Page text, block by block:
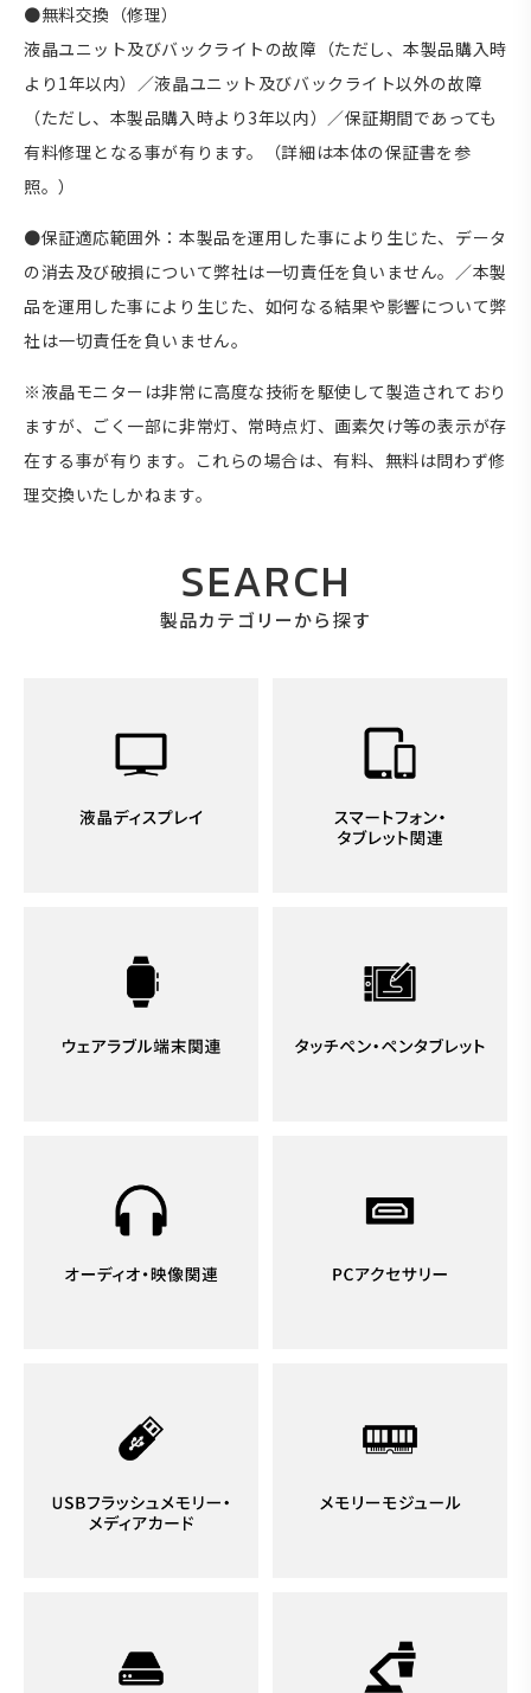
●無料交換（修理）
液晶ユニット及びバックライトの故障（ただし、本製品購入時
より1年以内）／液晶ユニット及びバックライト以外の故障
（ただし、本製品購入時より3年以内）／保証期間であっても
有料修理となる事が有ります。（詳細は本体の保証書を参
照。）
●保証適応範囲外：本製品を運用した事により生じた、データ
の消去及び破損について弊社は一切責任を負いません。／本製
品を運用した事により生じた、如何なる結果や影響について弊
社は一切責任を負いません。
※液晶モニターは非常に高度な技術を駆使して製造されており
ますが、ごく一部に非常灯、常時点灯、画素欠け等の表示が存
在する事が有ります。これらの場合は、有料、無料は問わず修
理交換いたしかねます。
SEARCH
製品カテゴリーから探す